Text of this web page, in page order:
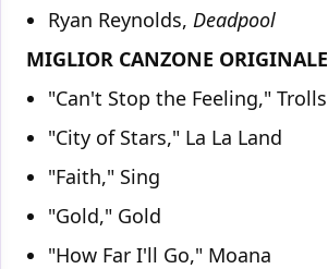
Ryan Reynolds, Deadpool
MIGLIOR CANZONE ORIGINALE
"Can't Stop the Feeling," Trolls
"City of Stars," La La Land
"Faith," Sing
"Gold," Gold
"How Far I'll Go," Moana